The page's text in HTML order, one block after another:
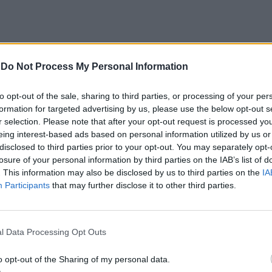
Do Not Process My Personal Information
opt-out of the sale, sharing to third parties, or processing of your
for targeted advertising by us, please use the below opt-out
selection. Please note that after your opt-out request is processed
interest-based ads based on personal information utilized by us
to third parties prior to your opt-out. You may separately
of your personal information by third parties on the IAB’s list of
This information may also be disclosed by us to third parties on the
Participants that may further disclose it to other third parties.
Data Processing Opt Outs
opt-out of the Sharing of my personal data.
um conjunto de medidas obrigatórias,
as da mesma espécie nas zonas afetadas,
zona infetada, salvo sob condições de proteção
para fora da zona demarcada;